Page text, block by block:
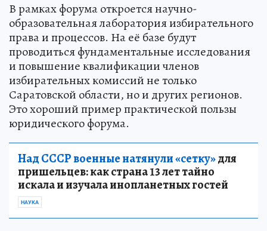
В рамках форума откроется научно-
образовательная лаборатория избирательного
права и процессов. На её базе будут
проводиться фундаментальные исследования
и повышение квалификации членов
избирательных комиссий не только
Саратовской области, но и других регионов.
Это хороший пример практической пользы
юридического форума.
Над СССР военные натянули «сетку»для
пришельцев: как страна 13 лет тайно
искала и изучала инопланетных гостей
НАУКА